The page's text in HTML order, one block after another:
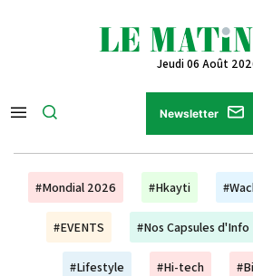
Jeudi 06 Août
Newsletter
#Mondial 2026 #Hkayti
#EVENTS #Nos Capsules d'Info
#Lifestyle #Hi-tech